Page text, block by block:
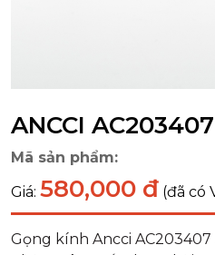
ANCCI AC203407
Mã sản phẩm:
Giá: 580,000 đ (đã có
Gọng kính Ancci